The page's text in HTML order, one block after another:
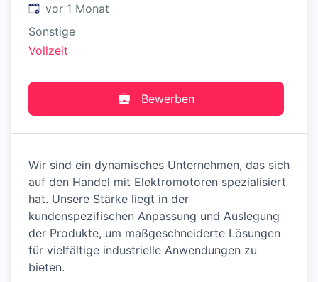
Veröffentlicht:
vor 1 Monat
Sonstige
Vollzeit
Bewerben
Wir sind ein dynamisches Unternehmen, das sich
auf den Handel mit Elektromotoren spezialisiert
hat. Unsere Stärke liegt in der
kundenspezifischen Anpassung und Auslegung
der Produkte, um maßgeschneiderte Lösungen
für vielfältige industrielle Anwendungen zu
bieten.